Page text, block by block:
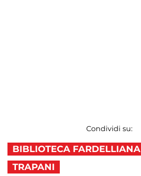
Condividi su:
BIBLIOTECA FARDELLIANA
TRAPANI